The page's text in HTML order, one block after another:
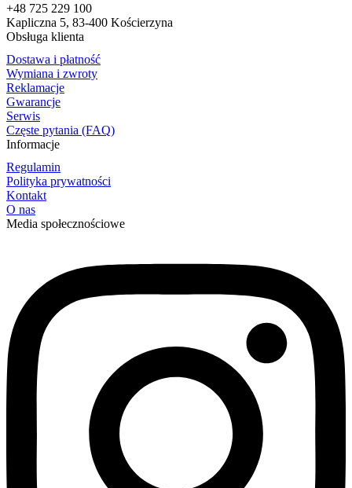
+48 725 229 100
Kapliczna 5, 83-400 Kościerzyna
Obsługa klienta
Dostawa i płatność
Wymiana i zwroty
Reklamacje
Gwarancje
Serwis
Częste pytania (FAQ)
Informacje
Regulamin
Polityka prywatności
Kontakt
O nas
Media społecznościowe